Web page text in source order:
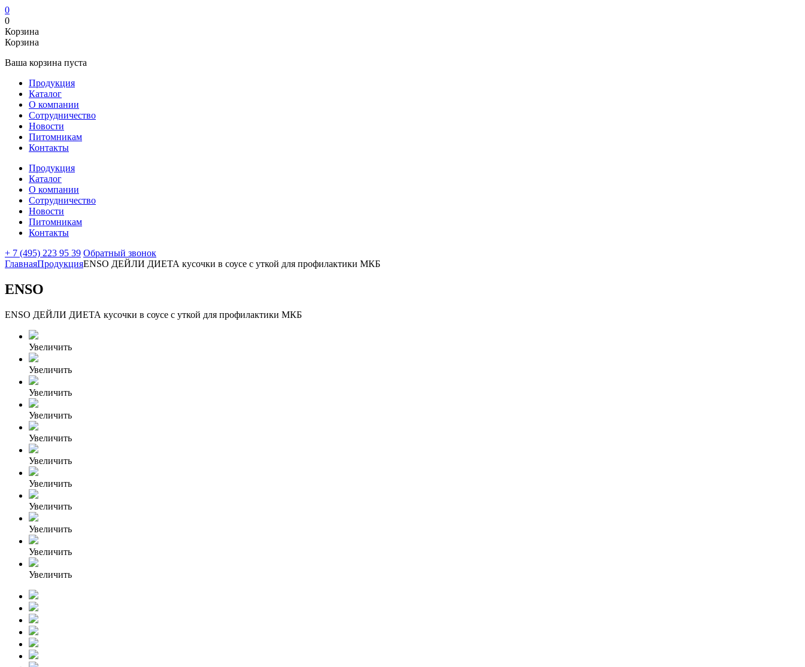
0
0
Корзина
Корзина
Ваша корзина пуста
Продукция
Каталог
О компании
Сотрудничество
Новости
Питомникам
Контакты
Продукция
Каталог
О компании
Сотрудничество
Новости
Питомникам
Контакты
+ 7 (495) 223 95 39 Обратный звонок
ГлавнаяПродукцияENSO ДЕЙЛИ ДИЕТА кусочки в соусе с уткой для профилактики МКБ
ENSO
ENSO ДЕЙЛИ ДИЕТА кусочки в соусе с уткой для профилактики МКБ
Увеличить
Увеличить
Увеличить
Увеличить
Увеличить
Увеличить
Увеличить
Увеличить
Увеличить
Увеличить
Увеличить